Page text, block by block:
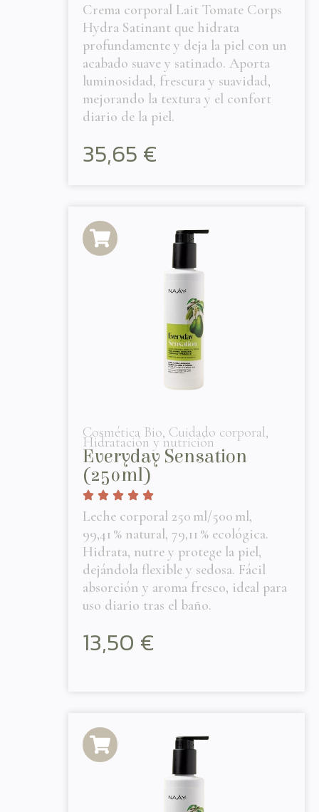
Crema corporal Lait Tomate Corps
Hydra Satinant que hidrata
profundamente y deja la piel con un
acabado suave y satinado. Aporta
luminosidad, frescura y suavidad,
mejorando la textura y el confort
diario de la piel.
35,65 €
Cosmética Bio, Cuidado corporal,
Hidratación y nutrición
Everyday Sensation
(250ml)
Leche corporal 250 ml/500 ml,
99,41 % natural, 79,11 % ecológica.
Hidrata, nutre y protege la piel,
dejándola flexible y sedosa. Fácil
absorción y aroma fresco, ideal para
uso diario tras el baño.
13,50 €